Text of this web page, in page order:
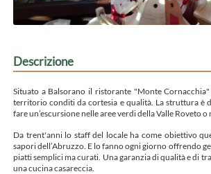
Descrizione
Situato a Balsorano il ristorante "Monte
territorio conditi da cortesia e qualità. La struttura è
fare un’escursione nelle aree verdi della Valle Roveto o
Da trent'anni lo staff del locale ha come obiettivo
sapori dell’Abruzzo. E lo fanno ogni giorno offrendo
piatti semplici ma curati. Una garanzia di qualità e di
una cucina casareccia.